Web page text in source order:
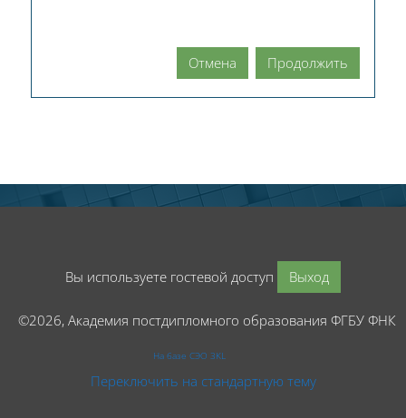
Отмена Продолжить
Вы используете гостевой доступ Выход
©2026, Академия постдипломного образования ФГБУ
На базе СЭО 3KL
Переключить на стандартную тему